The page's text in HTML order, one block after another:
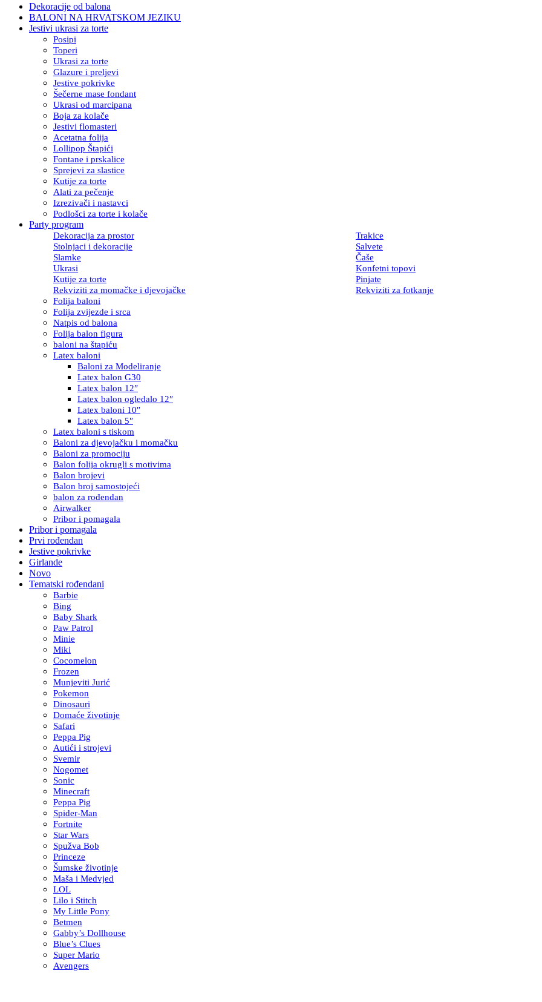
Dekoracije od balona
BALONI NA HRVATSKOM JEZIKU
Jestivi ukrasi za torte
Posipi
Toperi
Ukrasi za torte
Glazure i preljevi
Jestive pokrivke
Šečerne mase fondant
Ukrasi od marcipana
Boja za kolače
Jestivi flomasteri
Acetatna folija
Lollipop Štapići
Fontane i prskalice
Sprejevi za slastice
Kutije za torte
Alati za pečenje
Izrezivači i nastavci
Podlošci za torte i kolače
Party program
Dekoracija za prostor
Trakice
Stolnjaci i dekoracije
Salvete
Slamke
Čaše
Ukrasi
Konfetni topovi
Kutije za torte
Pinjate
Rekviziti za momačke i djevojačke
Rekviziti za fotkanje
Folija baloni
Folija zvijezde i srca
Natpis od balona
Folija balon figura
baloni na štapiću
Latex baloni
Baloni za Modeliranje
Latex balon G30
Latex balon 12″
Latex balon ogledalo 12″
Latex baloni 10″
Latex balon 5″
Latex baloni s tiskom
Baloni za djevojačku i momačku
Baloni za promociju
Balon folija okrugli s motivima
Balon brojevi
Balon broj samostojeći
balon za rođendan
Airwalker
Pribor i pomagala
Pribor i pomagala
Prvi rođendan
Jestive pokrivke
Girlande
Novo
Tematski rođendani
Barbie
Bing
Baby Shark
Paw Patrol
Minie
Miki
Cocomelon
Frozen
Munjeviti Jurić
Pokemon
Dinosauri
Domaće životinje
Safari
Peppa Pig
Autići i strojevi
Svemir
Nogomet
Sonic
Minecraft
Peppa Pig
Spider-Man
Fortnite
Star Wars
Spužva Bob
Princeze
Šumske životinje
Maša i Medvjed
LOL
Lilo i Stitch
My Little Pony
Betmen
Gabby’s Dollhouse
Blue’s Clues
Super Mario
Avengers